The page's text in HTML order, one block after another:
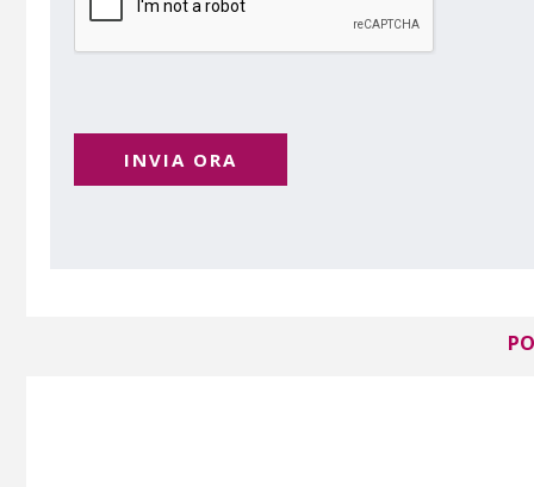
INVIA ORA